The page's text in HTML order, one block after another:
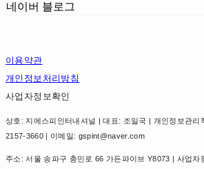
네이버 블로그
이용약관
개인정보처리방침
사업자정보확인
상호: 지에스피인터내셔널 | 대표: 조일국 | 개인정보관리
2157-3660 | 이메일: gspint@naver.com
주소: 서울 송파구 충민로 66 가든파이브 Y8073 | 사업자